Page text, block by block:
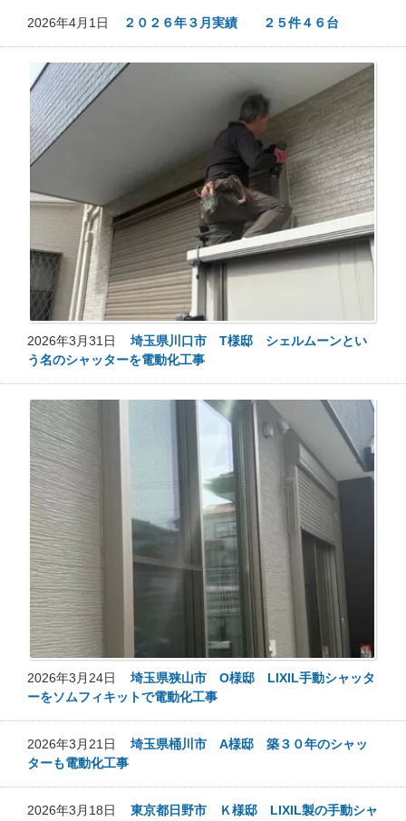
2026年4月1日 ２０２６年３月実績 ２５件４６台
2026年3月31日 埼玉県川口市 T様邸 シェルムーンとい
う名のシャッターを電動化工事
2026年3月24日 埼玉県狭山市 O様邸 LIXIL手動シャッタ
ーをソムフィキットで電動化工事
2026年3月21日 埼玉県桶川市 A様邸 築３０年のシャッ
ターも電動化工事
2026年3月18日 東京都日野市 Ｋ様邸 LIXIL製の手動シャ